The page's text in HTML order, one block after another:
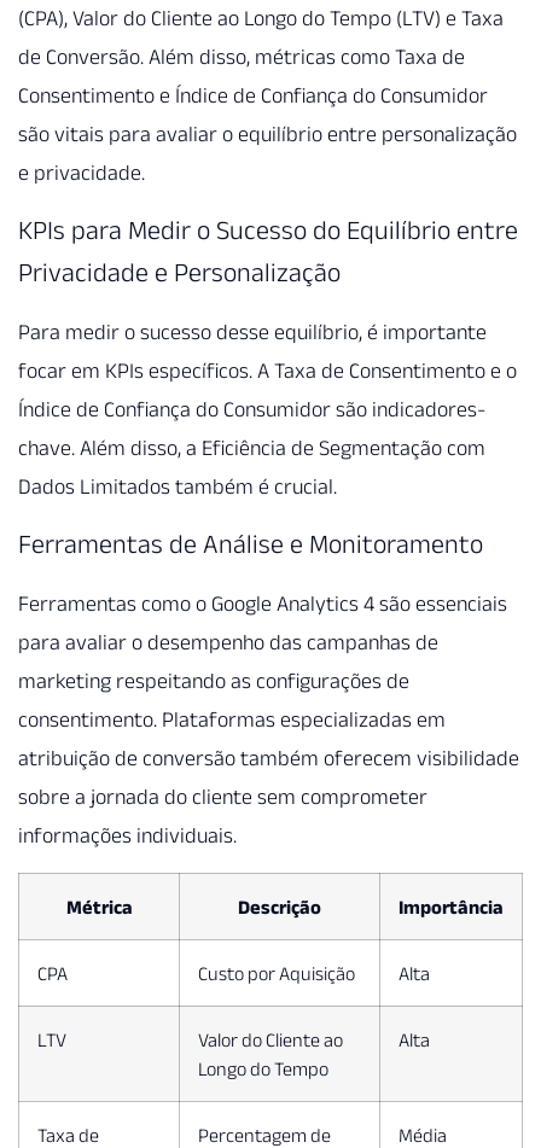
(CPA), Valor do Cliente ao Longo do Tempo (LTV) e Taxa
de Conversão. Além disso, métricas como Taxa de
Consentimento e Índice de Confiança do Consumidor
são vitais para avaliar o equilíbrio entre personalização
e privacidade.
KPIs para Medir o Sucesso do Equilíbrio entre
Privacidade e Personalização
Para medir o sucesso desse equilíbrio, é importante
focar em KPIs específicos. A Taxa de Consentimento e o
Índice de Confiança do Consumidor são indicadores-
chave. Além disso, a Eficiência de Segmentação com
Dados Limitados também é crucial.
Ferramentas de Análise e Monitoramento
Ferramentas como o Google Analytics 4 são essenciais
para avaliar o desempenho das campanhas de
marketing respeitando as configurações de
consentimento. Plataformas especializadas em
atribuição de conversão também oferecem visibilidade
sobre a jornada do cliente sem comprometer
informações individuais.
Métrica Descrição Importância
CPA Custo por Aquisição Alta
LTV
Valor do Cliente ao
Longo do Tempo
Alta
Taxa de
Percentagem de
Média